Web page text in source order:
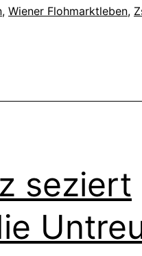
, Wiener Flohmarktleben,
seziert